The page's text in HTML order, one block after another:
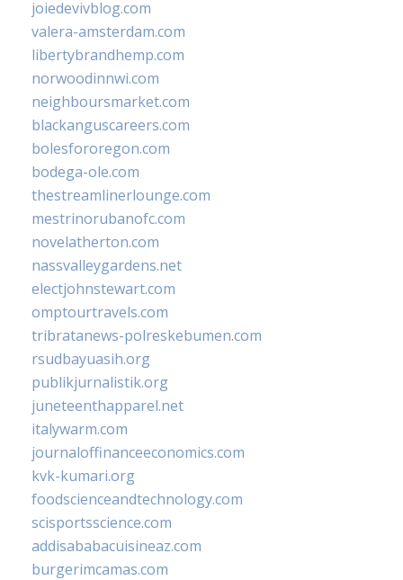
joiedevivblog.com
valera-amsterdam.com
libertybrandhemp.com
norwoodinnwi.com
neighboursmarket.com
blackanguscareers.com
bolesfororegon.com
bodega-ole.com
thestreamlinerlounge.com
mestrinorubanofc.com
novelatherton.com
nassvalleygardens.net
electjohnstewart.com
omptourtravels.com
tribratanews-polreskebumen.com
rsudbayuasih.org
publikjurnalistik.org
juneteenthapparel.net
italywarm.com
journaloffinanceeconomics.com
kvk-kumari.org
foodscienceandtechnology.com
scisportsscience.com
addisababacuisineaz.com
burgerimcamas.com